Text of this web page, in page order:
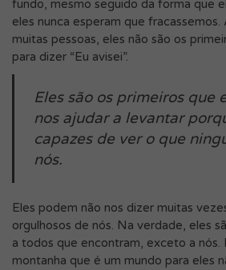
fundo, mesmo seguido da forma que
eles nunca esperam que
muitas pessoas, eles não são os
para dizer “Eu avisei”.
Eles são os primeiros que
nos ajudar a levantar
capazes de ver o que
nós.
Eles podem não nos dizer muitas
orgulhosos de nós. Na verdade, eles
a todos que encontram, exceto a nós.
montanha que é um mundo para eles